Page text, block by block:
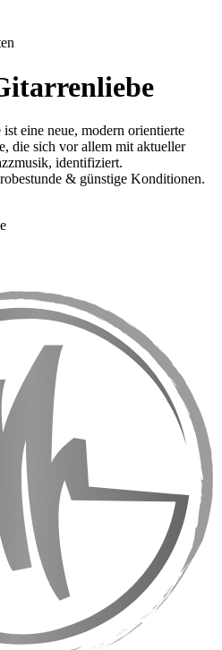
eine neue, modern orientierte
die sich vor allem mit aktueller
identifiziert.
& günstige Konditionen.